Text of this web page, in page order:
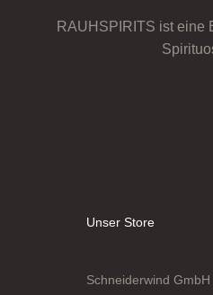
RAUHSPIRITS ist eine
Unser Store
Schneiderwind GmbH